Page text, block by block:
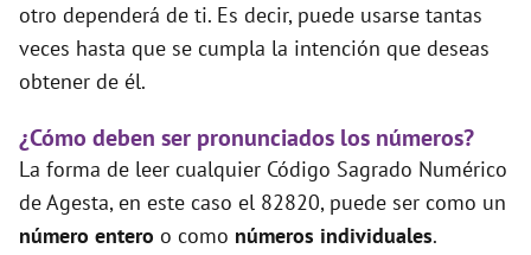
otro dependerá de ti. Es decir, puede usarse tantas
veces hasta que se cumpla la intención que deseas
obtener de él.
¿Cómo deben ser pronunciados los números?
La forma de leer cualquier Código Sagrado Numérico
de Agesta, en este caso el 82820, puede ser como un
número entero o como números individuales.